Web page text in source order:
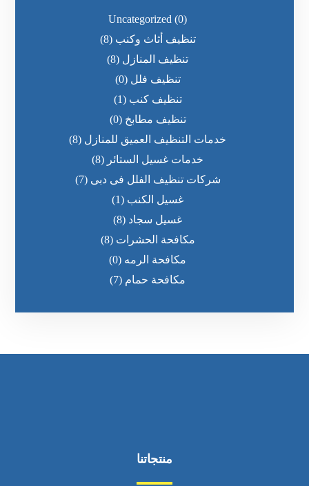
Uncategorized (0)
تنظيف أثاث وكنب (8)
تنظيف المنازل (8)
تنظيف فلل (0)
تنظيف كنب (1)
تنظيف مطابخ (0)
خدمات التنظيف العميق للمنازل (8)
خدمات غسيل الستائر (8)
شركات تنظيف الفلل فى دبى (7)
غسيل الكنب (1)
غسيل سجاد (8)
مكافحة الحشرات (8)
مكافحة الرمه (0)
مكافحة حمام (7)
منتجاتنا